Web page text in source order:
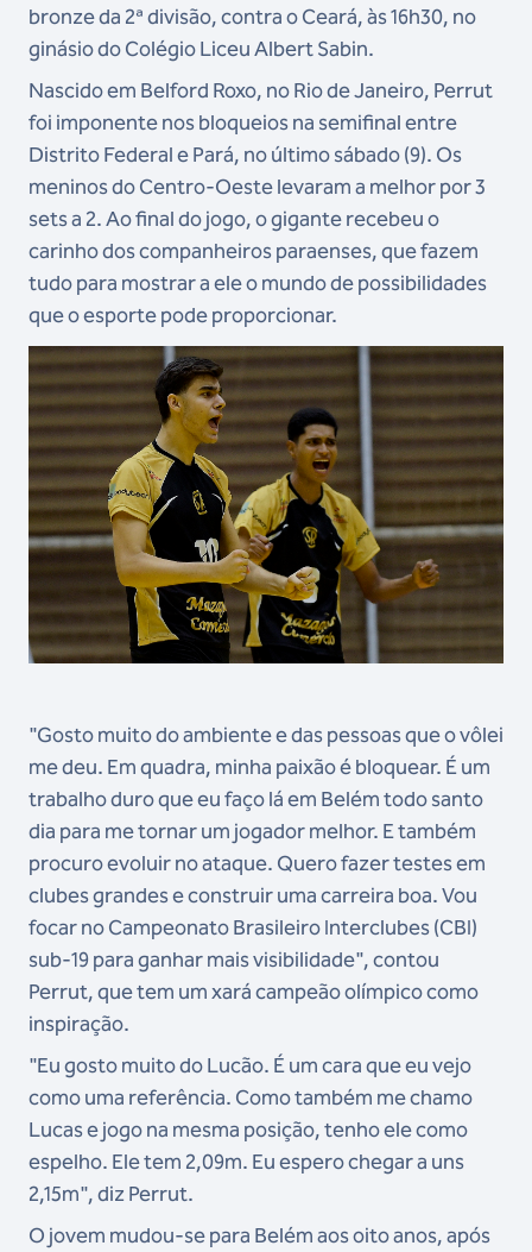
bronze da 2ª divisão, contra o Ceará, às 16h30, no
ginásio do Colégio Liceu Albert Sabin.
Nascido em Belford Roxo, no Rio de Janeiro, Perrut
foi imponente nos bloqueios na semifinal entre
Distrito Federal e Pará, no último sábado (9). Os
meninos do Centro-Oeste levaram a melhor por 3
sets a 2. Ao final do jogo, o gigante recebeu o
carinho dos companheiros paraenses, que fazem
tudo para mostrar a ele o mundo de possibilidades
que o esporte pode proporcionar.
"Gosto muito do ambiente e das pessoas que o vôlei
me deu. Em quadra, minha paixão é bloquear. É um
trabalho duro que eu faço lá em Belém todo santo
dia para me tornar um jogador melhor. E também
procuro evoluir no ataque. Quero fazer testes em
clubes grandes e construir uma carreira boa. Vou
focar no Campeonato Brasileiro Interclubes (CBI)
sub-19 para ganhar mais visibilidade", contou
Perrut, que tem um xará campeão olímpico como
inspiração.
"Eu gosto muito do Lucão. É um cara que eu vejo
como uma referência. Como também me chamo
Lucas e jogo na mesma posição, tenho ele como
espelho. Ele tem 2,09m. Eu espero chegar a uns
2,15m", diz Perrut.
O jovem mudou-se para Belém aos oito anos, após